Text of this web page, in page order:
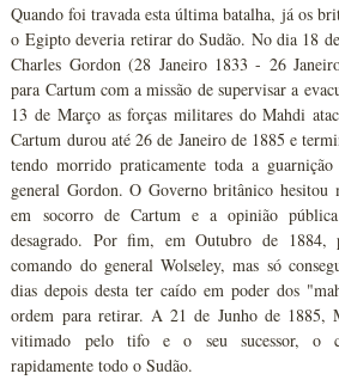
Quando foi travada esta última batalha, já os
o Egipto deveria retirar do Sudão. No dia 18
Charles Gordon (28 Janeiro 1833 - 26
para Cartum com a missão de supervisar a
13 de Março as forças militares do Mahdi
Cartum durou até 26 de Janeiro de 1885 e
tendo morrido praticamente toda a
general Gordon. O Governo britânico
em socorro de Cartum e a opinião
desagrado. Por fim, em Outubro de 1884,
comando do general Wolseley, mas só
dias depois desta ter caído em poder dos
ordem para retirar. A 21 de Junho de 1885,
vitimado pelo tifo e o seu sucessor, o
rapidamente todo o Sudão.